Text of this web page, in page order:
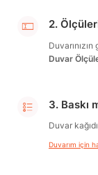
2.
Duvar
3. Baskı
Duvar
Duvarım için